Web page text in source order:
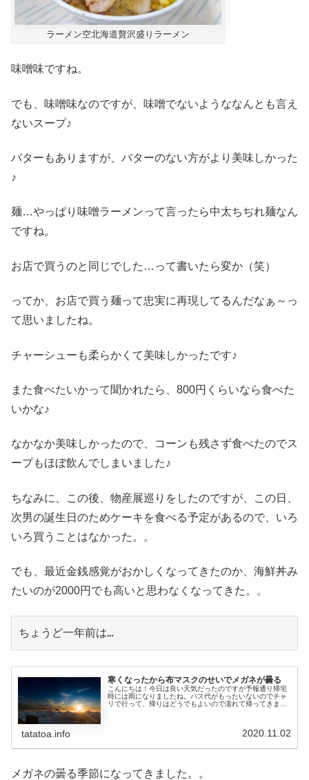
ラーメン空北海道贅沢盛りラーメン
味噌味ですね。
でも、味噌味なのですが、味噌でないようななんとも言え
ないスープ♪
バターもありますが、バターのない方がより美味しかった
♪
麺…やっぱり味噌ラーメンって言ったら中太ちぢれ麺なん
ですね。
お店で買うのと同じでした…って書いたら変か（笑）
ってか、お店で買う麺って忠実に再現してるんだなぁ～っ
て思いましたね。
チャーシューも柔らかくて美味しかったです♪
また食べたいかって聞かれたら、800円くらいなら食べた
いかな♪
なかなか美味しかったので、コーンも残さず食べたのでス
ープもほぼ飲んでしまいました♪
ちなみに、この後、物産展巡りをしたのですが、この日、
次男の誕生日のためケーキを食べる予定があるので、いろ
いろ買うことはなかった。。
でも、最近金銭感覚がおかしくなってきたのか、海鮮丼み
たいのが2000円でも高いと思わなくなってきた。。
ちょうど一年前は…
寒くなったから布マスクのせいでメガネが曇る
こんにちは！今日は良い天気だったのですが予報通り帰宅
時には雨になりましたね。バス代がもったいないのでチャ
リで行って、帰りはどうでもよいので濡れて帰ってきまし
tatatoa.info 2020.11.02
メガネの曇る季節になってきました。。